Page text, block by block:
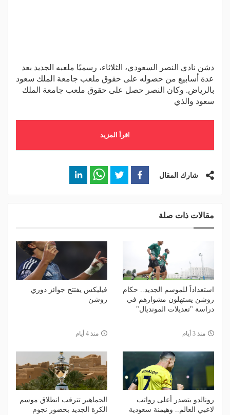
دشن نادي النصر السعودي، الثلاثاء، رسميًا ملعبه الجديد بعد
عدة أسابيع من حصوله على حقوق ملعب جامعة الملك سعود
بالرياض. وكان النصر حصل على حقوق ملعب جامعة الملك
سعود والذي
اقرأ المزيد
شارك المقال
مقالات ذات صلة
استعداداً للموسم الجديد.. حكام
روشن يستهلون مشوارهم في
دراسة "تعديلات المونديال"
منذ 3 أيام
فيليكس يفتتح جوائز دوري
روشن
منذ 4 أيام
رونالدو يتصدر أعلى رواتب
لاعبي العالم.. وهيمنة سعودية
الجماهير تترقب انطلاق موسم
الكرة الجديد بحضور نجوم